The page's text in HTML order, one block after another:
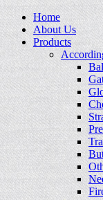
Home
About Us
Products